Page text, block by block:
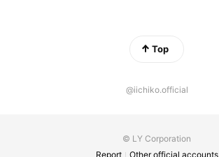
Top
@iichiko.official
© LY Corporation
Report
Other official accounts